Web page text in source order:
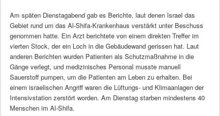
Am späten Dienstagabend gab es Berichte, laut denen Israel das
Gebiet rund um das Al-Shifa-Krankenhaus verstärkt unter Beschuss
genommen hatte. Ein Arzt berichtete von einem direkten Treffer im
vierten Stock, der ein Loch in die Gebäudewand gerissen hat. Laut
anderen Berichten wurden Patienten als Schutzmaßnahme in die
Gänge verlegt, und medizinisches Personal musste manuell
Sauerstoff pumpen, um die Patienten am Leben zu erhalten. Bei
einem israelischen Angriff waren die Lüftungs- und Klimaanlagen der
Intensivstation zerstört worden. Am Dienstag starben mindestens 40
Menschen im Al-Shifa.